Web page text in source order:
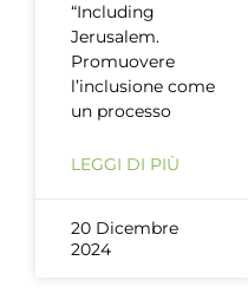
“Including
Jerusalem.
Promuovere
l’inclusione come
un processo
LEGGI DI PIÙ
20 Dicembre
2024